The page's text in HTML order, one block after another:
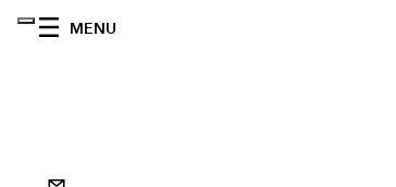
MENU